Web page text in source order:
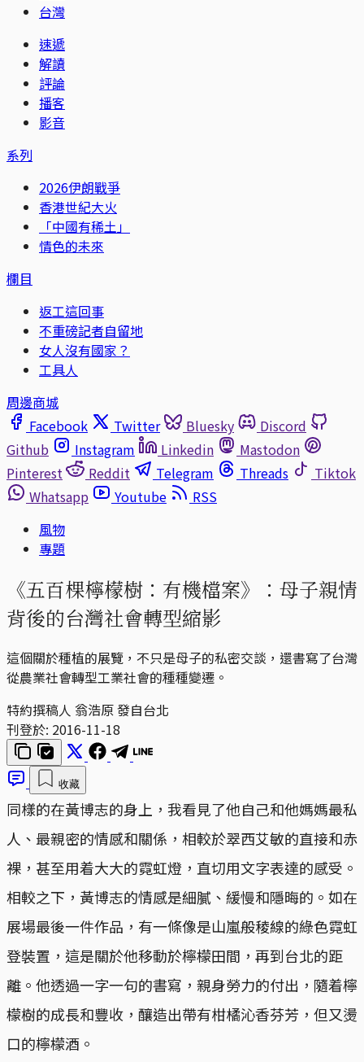
台灣
速遞
解讀
評論
播客
影音
系列
2026伊朗戰爭
香港世紀大火
「中國有稀土」
情色的未來
欄目
返工這回事
不重磅記者自留地
女人沒有國家？
工具人
周邊商城
Facebook
Twitter Bluesky
Discord
Github
Instagram Linkedin
Mastodon
Pinterest
Reddit Telegram Threads
Tiktok
Whatsapp
Youtube
RSS
風物
專題
《五百棵檸檬樹：有機檔案》：母子親情
背後的台灣社會轉型縮影
這個關於種植的展覽，不只是母子的私密交談，還書寫了台灣
從農業社會轉型工業社會的種種變遷。
特約撰稿人 翁浩原 發自台北
刊登於: 2016-11-18
收藏
同樣的在黃博志的身上，我看見了他自己和他媽媽最私
人、最親密的情感和關係，相較於翠西艾敏的直接和赤
裸，甚至用着大大的霓虹燈，直切用文字表達的感受。
相較之下，黃博志的情感是細膩、緩慢和隱晦的。如在
展場最後一件作品，有一條像是山嵐般稜線的綠色霓虹
登裝置，這是關於他移動於檸檬田間，再到台北的距
離。他透過一字一句的書寫，親身勞力的付出，隨着檸
檬樹的成長和豐收，釀造出帶有柑橘沁香芬芳，但又燙
口的檸檬酒。